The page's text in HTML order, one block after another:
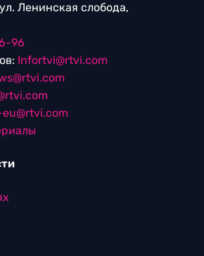
Ленинская слобода,
96
Infortvi@rtvi.com